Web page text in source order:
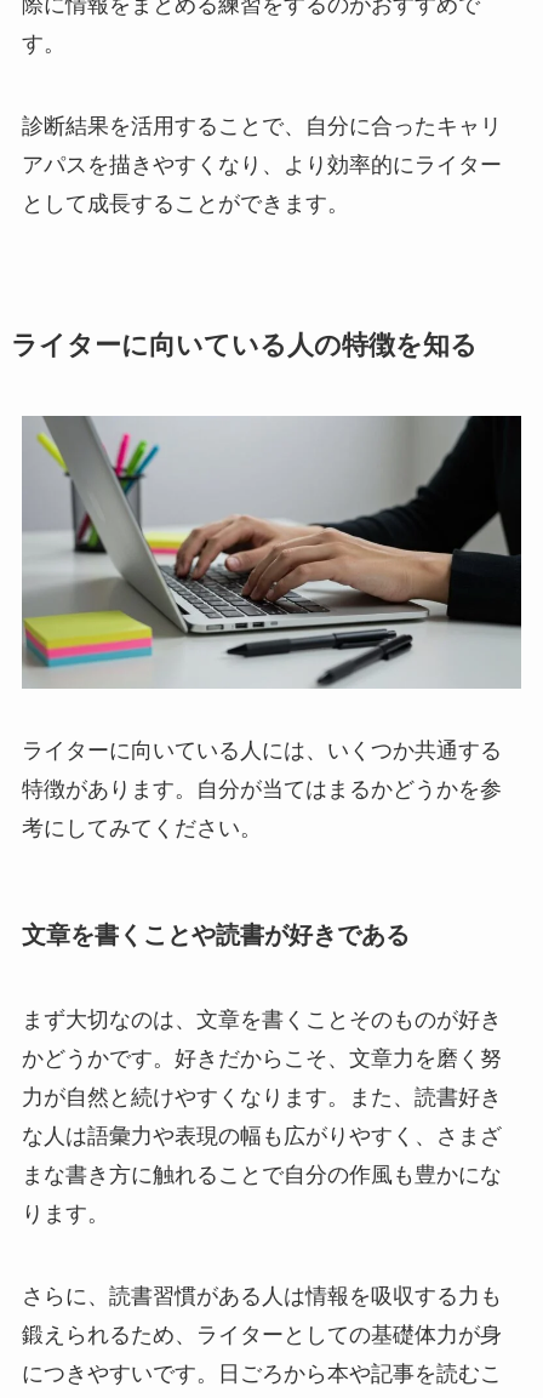
す。
診断結果を活用することで、自分に合ったキャリ
アパスを描きやすくなり、より効率的にライター
として成長することができます。
ライターに向いている人の特徴を知る
ライターに向いている人には、いくつか共通する
特徴があります。自分が当てはまるかどうかを参
考にしてみてください。
文章を書くことや読書が好きである
まず大切なのは、文章を書くことそのものが好き
かどうかです。好きだからこそ、文章力を磨く努
力が自然と続けやすくなります。また、読書好き
な人は語彙力や表現の幅も広がりやすく、さまざ
まな書き方に触れることで自分の作風も豊かにな
ります。
さらに、読書習慣がある人は情報を吸収する力も
鍛えられるため、ライターとしての基礎体力が身
につきやすいです。日ごろから本や記事を読むこ